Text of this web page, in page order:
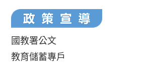
國教署公文
教育儲蓄專戶